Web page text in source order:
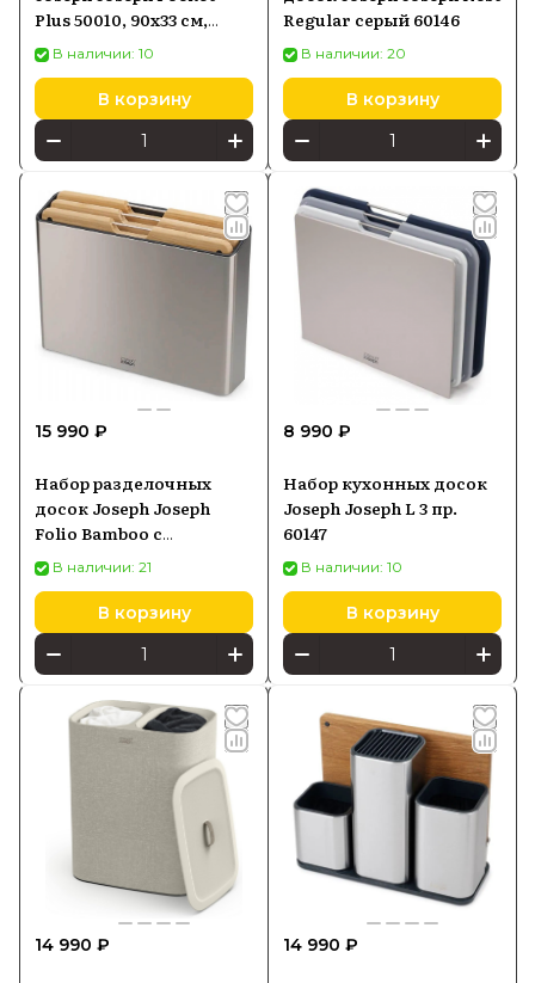
Plus 50010, 90х33 см,
черный/голубой
В наличии: 10
В корзину
Regular серый 60146
В наличии: 20
В корзину
15 990 ₽
Набор разделочных
досок Joseph Joseph
Folio Bamboo с
подставкой (60229)
В наличии: 21
В корзину
8 990 ₽
Набор кухонных досок
Joseph Joseph L 3 пр.
60147
В наличии: 10
В корзину
14 990 ₽ 14 990 ₽